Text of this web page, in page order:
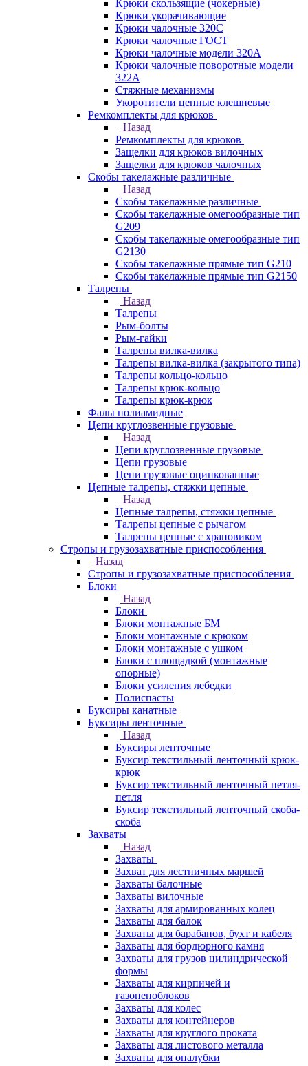
Крюки скользящие (чокерные)
Крюки укорачивающие
Крюки чалочные 320C
Крюки чалочные ГОСТ
Крюки чалочные модели 320А
Крюки чалочные поворотные модели
322А
Стяжные механизмы
Укоротители цепные клешневые
Ремкомплекты для крюков
Назад
Ремкомплекты для крюков
Защелки для крюков вилочных
Защелки для крюков чалочных
Скобы такелажные различные
Назад
Скобы такелажные различные
Скобы такелажные омегообразные тип
G209
Скобы такелажные омегообразные тип
G2130
Скобы такелажные прямые тип G210
Скобы такелажные прямые тип G2150
Талрепы
Назад
Талрепы
Рым-болты
Рым-гайки
Талрепы вилка-вилка
Талрепы вилка-вилка (закрытого типа)
Талрепы кольцо-кольцо
Талрепы крюк-кольцо
Талрепы крюк-крюк
Фалы полиамидные
Цепи круглозвенные грузовые
Назад
Цепи круглозвенные грузовые
Цепи грузовые
Цепи грузовые оцинкованные
Цепные талрепы, стяжки цепные
Назад
Цепные талрепы, стяжки цепные
Талрепы цепные с рычагом
Талрепы цепные с храповиком
Стропы и грузозахватные приспособления
Назад
Стропы и грузозахватные приспособления
Блоки
Назад
Блоки
Блоки монтажные БМ
Блоки монтажные с крюком
Блоки монтажные с ушком
Блоки с площадкой (монтажные
опорные)
Блоки усиления лебедки
Полиспасты
Буксиры канатные
Буксиры ленточные
Назад
Буксиры ленточные
Буксир текстильный ленточный крюк-
крюк
Буксир текстильный ленточный петля-
петля
Буксир текстильный ленточный скоба-
скоба
Захваты
Назад
Захваты
Захват для лестничных маршей
Захваты балочные
Захваты вилочные
Захваты для армированных колец
Захваты для балок
Захваты для барабанов, бухт и кабеля
Захваты для бордюрного камня
Захваты для грузов цилиндрической
формы
Захваты для кирпичей и
газопеноблоков
Захваты для колес
Захваты для контейнеров
Захваты для круглого проката
Захваты для листового металла
Захваты для опалубки